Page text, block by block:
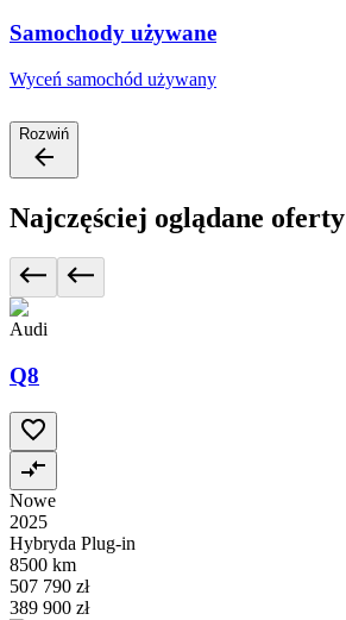
Samochody używane
Wyceń samochód używany
Rozwiń
Najczęściej oglądane oferty
Audi
Q8
Nowe
2025
Hybryda Plug-in
8500 km
507 790 zł
389 900 zł